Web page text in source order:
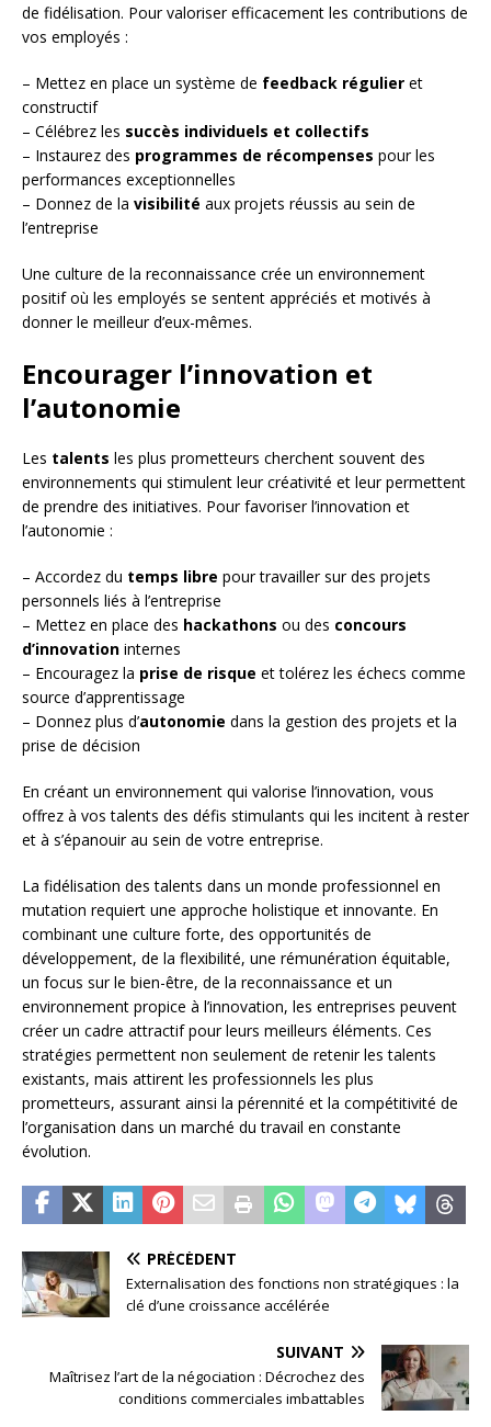
de fidélisation. Pour valoriser efficacement les contributions de
vos employés :
– Mettez en place un système de feedback régulier et
constructif
– Célébrez les succès individuels et collectifs
– Instaurez des programmes de récompenses pour les
performances exceptionnelles
– Donnez de la visibilité aux projets réussis au sein de
l’entreprise
Une culture de la reconnaissance crée un environnement
positif où les employés se sentent appréciés et motivés à
donner le meilleur d’eux-mêmes.
Encourager l’innovation et
l’autonomie
Les talents les plus prometteurs cherchent souvent des
environnements qui stimulent leur créativité et leur permettent
de prendre des initiatives. Pour favoriser l’innovation et
l’autonomie :
– Accordez du temps libre pour travailler sur des projets
personnels liés à l’entreprise
– Mettez en place des hackathons ou des concours
d’innovation internes
– Encouragez la prise de risque et tolérez les échecs comme
source d’apprentissage
– Donnez plus d’autonomie dans la gestion des projets et la
prise de décision
En créant un environnement qui valorise l’innovation, vous
offrez à vos talents des défis stimulants qui les incitent à rester
et à s’épanouir au sein de votre entreprise.
La fidélisation des talents dans un monde professionnel en
mutation requiert une approche holistique et innovante. En
combinant une culture forte, des opportunités de
développement, de la flexibilité, une rémunération équitable,
un focus sur le bien-être, de la reconnaissance et un
environnement propice à l’innovation, les entreprises peuvent
créer un cadre attractif pour leurs meilleurs éléments. Ces
stratégies permettent non seulement de retenir les talents
existants, mais attirent les professionnels les plus
prometteurs, assurant ainsi la pérennité et la compétitivité de
l’organisation dans un marché du travail en constante
évolution.
PRÉCÉDENT
Externalisation des fonctions non stratégiques : la
clé d’une croissance accélérée
SUIVANT
Maîtrisez l’art de la négociation : Décrochez des
conditions commerciales imbattables